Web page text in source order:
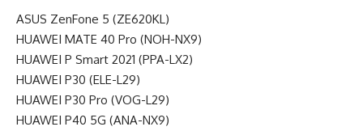
ASUS ZenFone 5 (ZE620KL)
HUAWEI MATE 40 Pro (NOH-NX9)
HUAWEI P Smart 2021 (PPA-LX2)
HUAWEI P30 (ELE-L29)
HUAWEI P30 Pro (VOG-L29)
HUAWEI P40 5G (ANA-NX9)